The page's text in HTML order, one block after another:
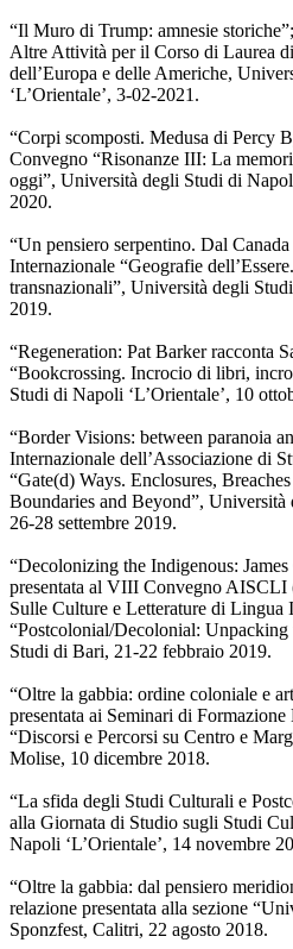
“Il Muro di Trump: amnesie
Altre Attività per il Corso di Laurea
dell’Europa e delle Americhe,
‘L’Orientale’, 3-02-2021.
“Corpi scomposti. Medusa di Percy
Convegno “Risonanze III: La
oggi”, Università degli Studi di
2020.
“Un pensiero serpentino. Dal
Internazionale “Geografie
transnazionali”, Università degli
2019.
“Regeneration: Pat Barker racconta
“Bookcrossing. Incrocio di libri,
Studi di Napoli ‘L’Orientale’, 10
“Border Visions: between paranoia
Internazionale dell’Associazione di
“Gate(d) Ways. Enclosures,
Boundaries and Beyond”, Università
26-28 settembre 2019.
“Decolonizing the Indigenous:
presentata al VIII Convegno AISCLI
Sulle Culture e Letterature di Lingua
“Postcolonial/Decolonial:
Studi di Bari, 21-22 febbraio 2019.
“Oltre la gabbia: ordine coloniale e
presentata ai Seminari di
“Discorsi e Percorsi su Centro e
Molise, 10 dicembre 2018.
“La sfida degli Studi Culturali e
alla Giornata di Studio sugli Studi
Napoli ‘L’Orientale’, 14 novembre
“Oltre la gabbia: dal pensiero
relazione presentata alla sezione
Sponzfest, Calitri, 22 agosto 2018.